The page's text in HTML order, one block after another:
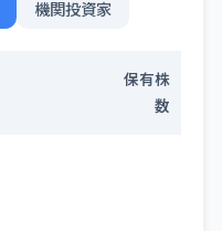
機関投資家
保有株
数